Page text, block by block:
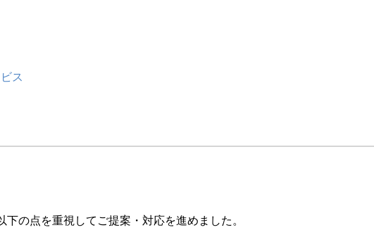
ス
下の点を重視してご提案・対応を進めました。